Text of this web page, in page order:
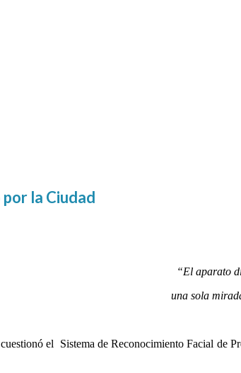
la Ciudad
“El aparato
una sola
el Sistema de Reconocimiento Facial de